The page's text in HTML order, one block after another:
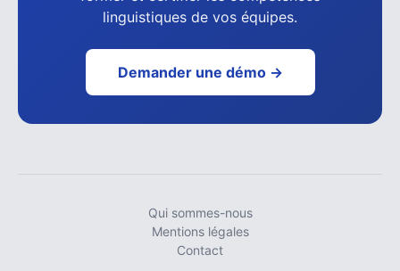
linguistiques de vos équipes.
Demander une démo →
Qui sommes-nous
Mentions légales
Contact